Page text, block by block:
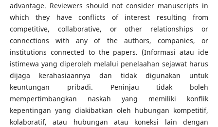
advantage. Reviewers should not consider manuscripts in
which they have conflicts of interest resulting from
competitive, collaborative, or other relationships or
connections with any of the authors, companies, or
institutions connected to the papers. (Informasi atau ide
istimewa yang diperoleh melalui penelaahan sejawat harus
dijaga kerahasiaannya dan tidak digunakan untuk
keuntungan pribadi. Peninjau tidak boleh
mempertimbangkan naskah yang memiliki konflik
kepentingan yang diakibatkan oleh hubungan kompetitif,
kolaboratif, atau hubungan atau koneksi lain dengan